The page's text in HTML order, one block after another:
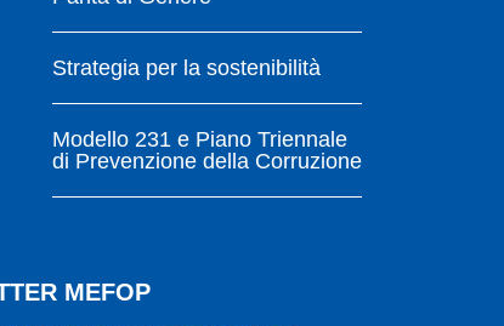
Strategia per la sostenibilità
Modello 231 e Piano Triennale
di Prevenzione della Corruzione
MEFOP